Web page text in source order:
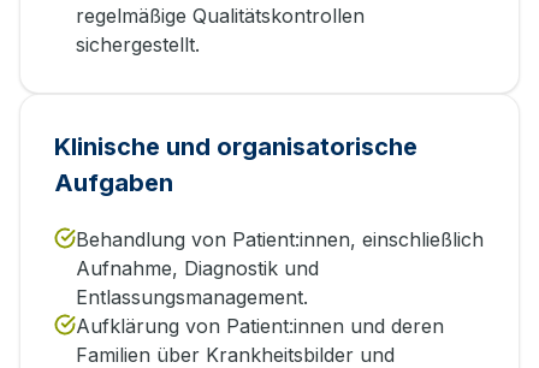
regelmäßige Qualitätskontrollen
sichergestellt.
Klinische und organisatorische
Aufgaben
Behandlung von Patient:innen, einschließlich
Aufnahme, Diagnostik und
Entlassungsmanagement.
Aufklärung von Patient:innen und deren
Familien über Krankheitsbilder und